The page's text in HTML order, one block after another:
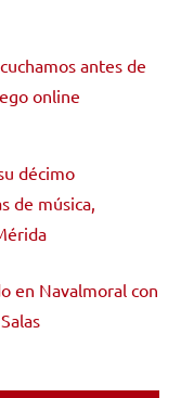
antes de
online
décimo
de música,
en Navalmoral con